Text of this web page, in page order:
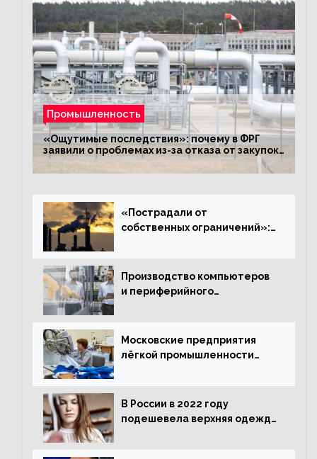
Промышленность
«Ощутимые последствия»: почему в ФРГ
заявили о проблемах из-за отказа от закупок
российского газа
«Пострадали от
собственных ограничений»:
промышленности
Производство компьютеров
и периферийного
Московские предприятия
лёгкой промышленности
В России в 2022 году
подешевела верхняя одежда